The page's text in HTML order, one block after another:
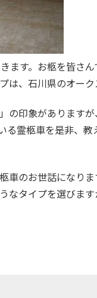
ます。お柩を皆さん
は、石川県のオーク
の印象があります
る霊柩車を是非、教
車のお世話になりま
なタイプを選びます